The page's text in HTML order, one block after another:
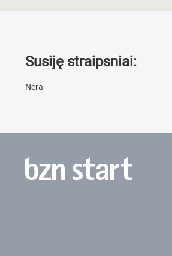
Susiję straipsniai:
Nėra